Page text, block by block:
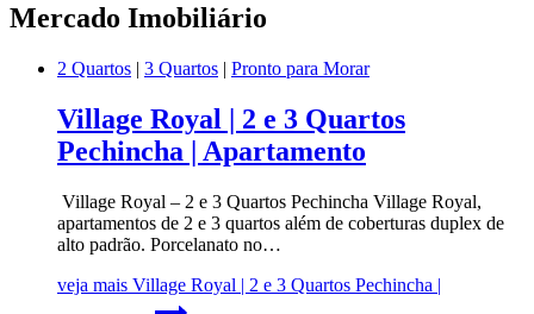
Mercado Imobiliário
2 Quartos | 3 Quartos | Pronto para Morar
Village Royal | 2 e 3 Quartos
Pechincha | Apartamento
Village Royal – 2 e 3 Quartos Pechincha Village Royal,
apartamentos de 2 e 3 quartos além de coberturas duplex de
alto padrão. Porcelanato no…
veja mais Village Royal | 2 e 3 Quartos Pechincha |